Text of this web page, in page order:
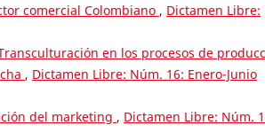
comercial Colombiano , Dictamen Libre:
en los procesos de
, Dictamen Libre: Núm. 16: Enero-Junio
del marketing , Dictamen Libre: Núm.